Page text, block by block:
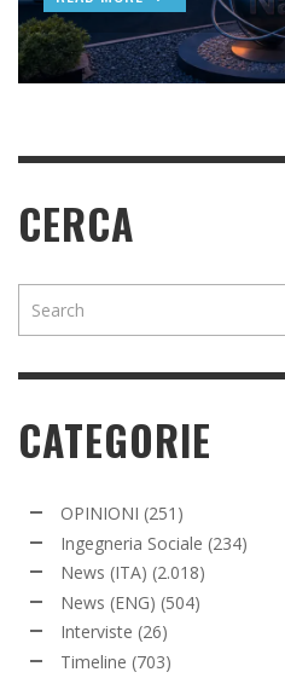
READ MORE
READ MORE
CERCA
CATEGORIE
OPINIONI (251)
Ingegneria Sociale (234)
News (ITA) (2.018)
News (ENG) (504)
Interviste (26)
Timeline (703)